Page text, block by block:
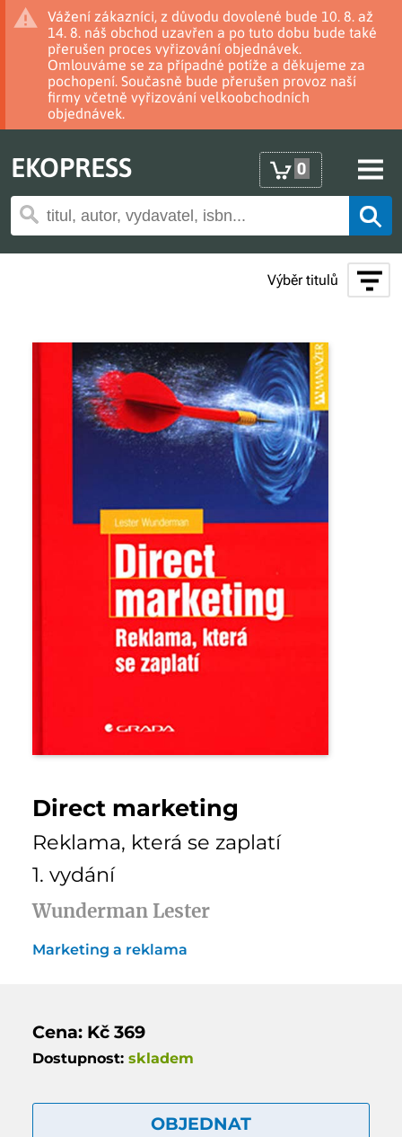
Vážení zákazníci, z důvodu dovolené bude 10. 8. až
14. 8. náš obchod uzavřen a po tuto dobu bude také
přerušen proces vyřizování objednávek.
Omlouváme se za případné potíže a děkujeme za
pochopení. Současně bude přerušen provoz naší
firmy včetně vyřizování velkoobchodních
objednávek.
EKOPRESS 0
Výběr titulů
Direct marketing
Reklama, která se zaplatí
1. vydání
Wunderman Lester
Marketing a reklama
Cena: Kč 369
Dostupnost: skladem
OBJEDNAT